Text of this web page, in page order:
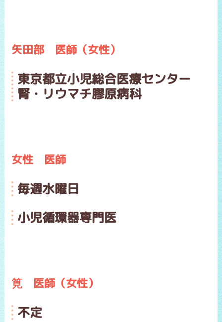
矢田部 医師（女性）
東京都立小児総合医療センター
腎・リウマチ膠原病科
女性 医師
毎週水曜日
小児循環器専門医
筧医師（女性）
不定